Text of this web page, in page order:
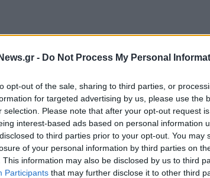
- Do Not Process My Personal
opt-out of the sale, sharing to third parties, or
for targeted advertising by us, please use the
selection. Please note that after your opt-out request
interest-based ads based on personal information
to third parties prior to your opt-out. You may
of your personal information by third parties on
This information may also be disclosed by us to third
Participants that may further disclose it to other third
ΙΙ δεν αποτελεί απλώς ένα μεγάλο
πάνω στην οποία στηρίζεται η